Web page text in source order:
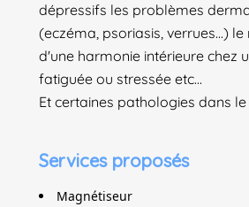
dépressifs les problèmes
(eczéma, psoriasis, verrues...)
d'une harmonie intérieure chez
fatiguée ou stressée etc...
Et certaines pathologies dans
Services proposés
Magnétiseur